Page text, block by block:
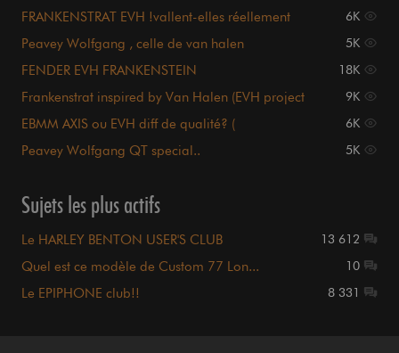
FRANKENSTRAT EVH !vallent-elles réellement
6K
Peavey Wolfgang , celle de van halen 5K
FENDER EVH FRANKENSTEIN 18K
Frankenstrat inspired by Van Halen (EVH project
9K
EBMM AXIS ou EVH diff de qualité? (
6K
Peavey Wolfgang QT special.. 5K
Sujets les plus actifs
Le HARLEY BENTON USER'S CLUB 13 612
Quel est ce modèle de Custom 77 Lon... 10
Le EPIPHONE club!! 8 331